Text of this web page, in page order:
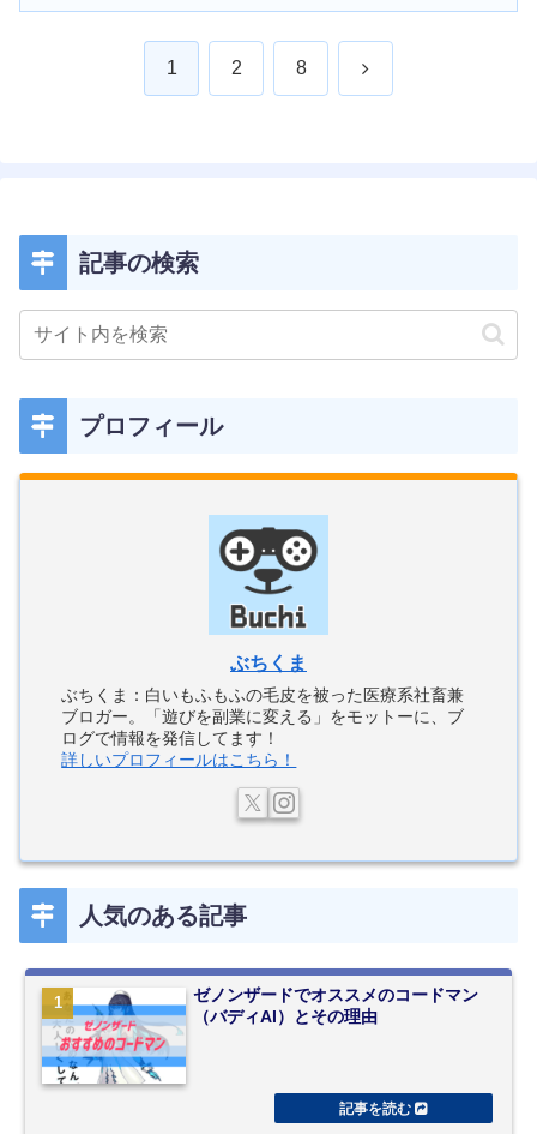
1 2 8 次
記事の検索
プロフィール
ぶちくま
ぶちくま：白いもふもふの毛皮を被った医療系社畜兼
ブロガー。「遊びを副業に変える」をモットーに、ブ
ログで情報を発信してます！
詳しいプロフィールはこちら！
人気のある記事
ゼノンザードでオススメのコードマン
（バディAI）とその理由